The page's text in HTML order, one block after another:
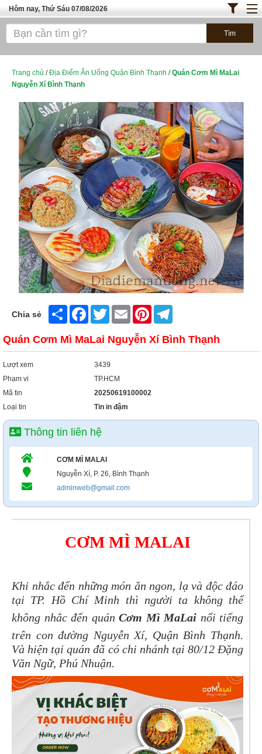
Hôm nay, Thứ Sáu 07/08/2026
Trang chủ
Cafe - Kem- Trà Sữa
Thực Phẩm Nông Hải Sản
Top Quán Ăn
ĐỊA ĐIỂM ĂN UỐNG HÀ NỘI
Trang chủ /Địa Điểm Ăn Uống Quận Bình Thạnh /Quán Cơm Mì MaLai
Nguyễn Xí Bình Thạnh
Chia sẻ Share FacebookTwitter Email Pinterest
Quán Cơm Mì MaLai Nguyễn Xí Bình Thạnh
Lượt xem
3439
Phạm vi
TP.HCM
Mã tin
20250619100002
Loại tin
Tin in đậm
Thông tin liên hệ
CƠM MÌ MALAI
Nguyễn Xí, P. 26, Bình Thạnh
adminweb@gmail.com
CƠM MÌ MALAI
Khi nhắc đến những món ăn ngon, lạ và độc đáo
tại TP. Hồ Chí Minh thì người ta không thể
không nhắc đến quán Cơm Mì MaLai nổi tiếng
trên con đường Nguyễn Xí, Quận Bình Thạnh.
Và hiện tại quán đã có chi nhánh tại 80/12 Đặng
Văn Ngữ, Phú Nhuận.